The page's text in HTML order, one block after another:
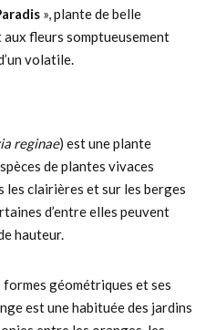
», plante de belle
fleurs somptueusement
volatile.
reginae) est une plante
de plantes vivaces
les clairières et sur les berges
d’entre elles peuvent
hauteur.
formes géométriques et ses
est une habituée des jardins